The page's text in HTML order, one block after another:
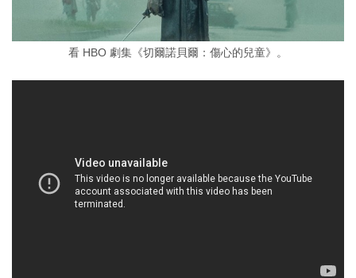
看 HBO 劇集《切爾諾貝爾：傷心的兒童》。